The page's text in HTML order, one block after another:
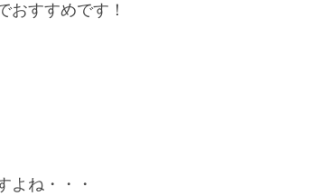
おすすめです！
よね・・・